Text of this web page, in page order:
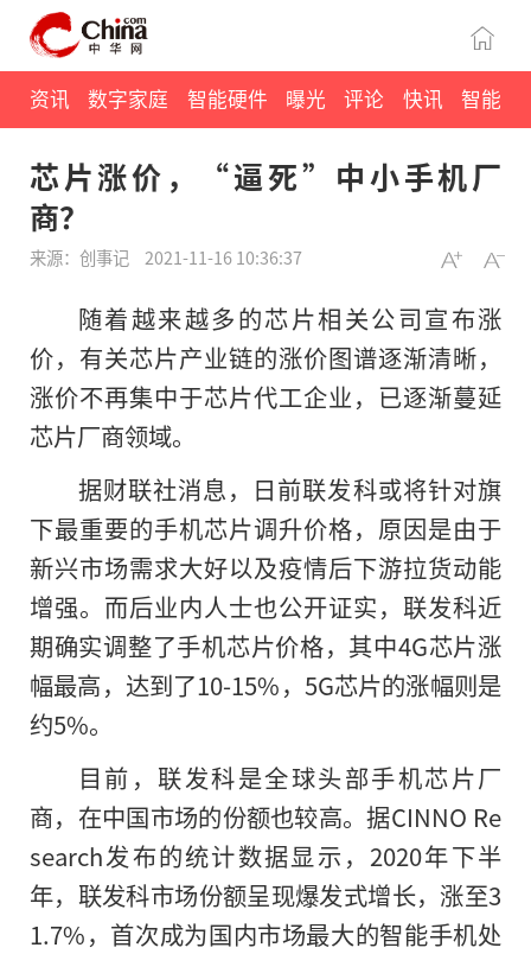
资讯 数字家庭 智能硬件 曝光 评论 快讯 智能
芯片涨价，“逼死”中小手机厂
商？
来源：创事记 2021-11-16 10:36:37
随着越来越多的芯片相关公司宣布涨
价，有关芯片产业链的涨价图谱逐渐清晰，
涨价不再集中于芯片代工企业，已逐渐蔓延
芯片厂商领域。
据财联社消息，日前联发科或将针对旗
下最重要的手机芯片调升价格，原因是由于
新兴市场需求大好以及疫情后下游拉货动能
增强。而后业内人士也公开证实，联发科近
期确实调整了手机芯片价格，其中4G芯片涨
幅最高，达到了10-15%，5G芯片的涨幅则是
约5%。
目前，联发科是全球头部手机芯片厂
商，在中国市场的份额也较高。据CINNO Re
search发布的统计数据显示，2020年下半
年，联发科市场份额呈现爆发式增长，涨至3
1.7%，首次成为国内市场最大的智能手机处